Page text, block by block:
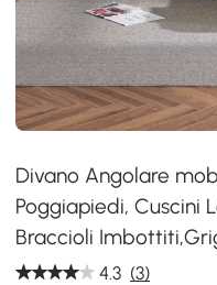
Divano Angolare
Poggiapiedi, Cuscini
Braccioli
4.3 (3)